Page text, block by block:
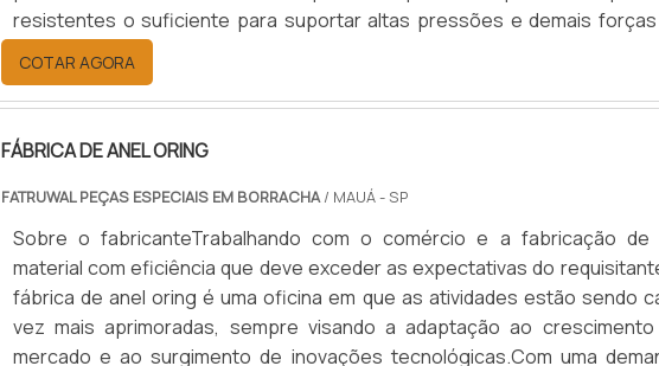
resistentes o suficiente para suportar altas pressões e demais
atuação. Atuando na vedação de válvulas de controle, são
projetados para selar hermeticamente um determinado item, como
e a.
COTAR AGORA
FÁBRICA DE ANEL ORING
FATRUWAL PEÇAS ESPECIAIS EM BORRACHA/ MAUÁ - SP
Sobre o fabricanteTrabalhando com o comércio e a fabricação de
material com eficiência que deve exceder as expectativas do
fábrica de anel oring é uma oficina em que as atividades estão sendo
vez mais aprimoradas, sempre visando a adaptação ao
mercado e ao surgimento de inovações tecnológicas.Com uma